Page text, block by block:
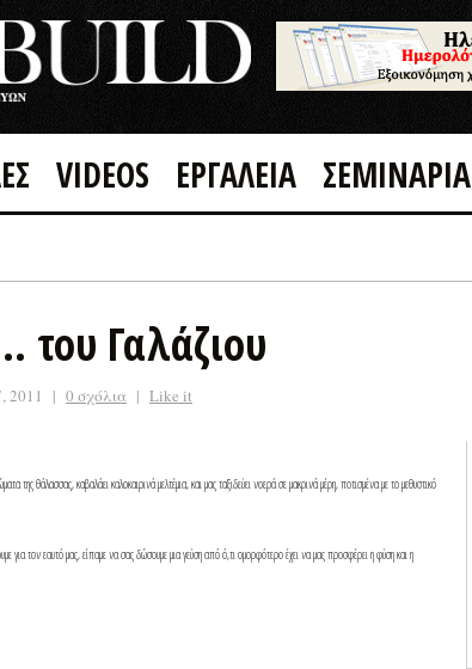
VIDEOS ΕΡΓΑΛΕΙΑ ΣΕΜΙΝΑΡΙΑ
του Γαλάζιου
2011 | 0 σχόλια | Like it
της θάλασσας, καβαλάει καλοκαιρινά μελτέμια, και μας ταξιδεύει νοερά σε μακρινά μέρη, ποτισμένα με το μεθυστικό
για τον εαυτό μας, είπαμε να σας δώσουμε μια γεύση από ό,τι ομορφότερο έχει να μας προσφέρει η φύση και η